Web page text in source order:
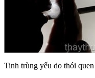
Tinh trùng yếu do thói